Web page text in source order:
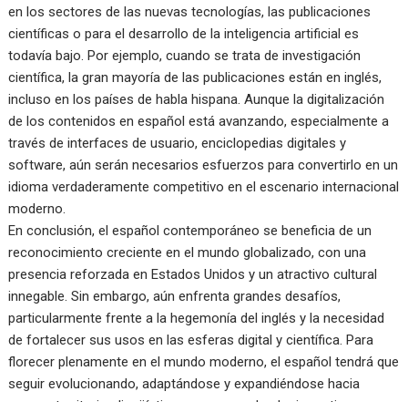
en los sectores de las nuevas tecnologías, las publicaciones
científicas o para el desarrollo de la inteligencia artificial es
todavía bajo. Por ejemplo, cuando se trata de investigación
científica, la gran mayoría de las publicaciones están en inglés,
incluso en los países de habla hispana. Aunque la digitalización
de los contenidos en español está avanzando, especialmente a
través de interfaces de usuario, enciclopedias digitales y
software, aún serán necesarios esfuerzos para convertirlo en un
idioma verdaderamente competitivo en el escenario internacional
moderno.
En conclusión, el español contemporáneo se beneficia de un
reconocimiento creciente en el mundo globalizado, con una
presencia reforzada en Estados Unidos y un atractivo cultural
innegable. Sin embargo, aún enfrenta grandes desafíos,
particularmente frente a la hegemonía del inglés y la necesidad
de fortalecer sus usos en las esferas digital y científica. Para
florecer plenamente en el mundo moderno, el español tendrá que
seguir evolucionando, adaptándose y expandiéndose hacia